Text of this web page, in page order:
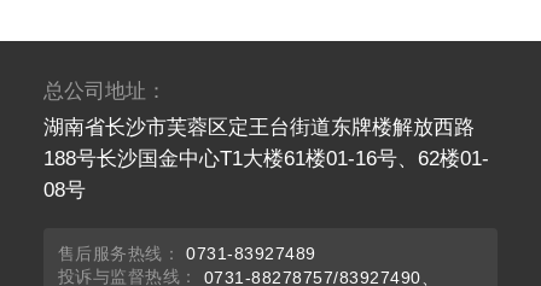
总公司地址：
湖南省长沙市芙蓉区定王台街道东牌楼解放西路
188号长沙国金中心T1大楼61楼01-16号、62楼01-
08号
售后服务热线：
0731-83927489
投诉与监督热线：
0731-88278757/83927490、